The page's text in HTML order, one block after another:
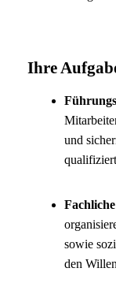
Ihre
und
sowie
den